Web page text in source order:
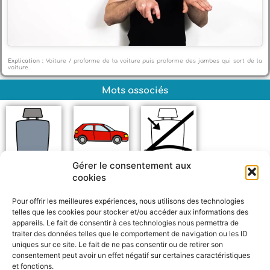
Gérer le consentement aux
cookies
Pour offrir les meilleures expériences, nous utilisons des technologies
telles que les cookies pour stocker et/ou accéder aux informations des
appareils. Le fait de consentir à ces technologies nous permettra de
traiter des données telles que le comportement de navigation ou les ID
uniques sur ce site. Le fait de ne pas consentir ou de retirer son
consentement peut avoir un effet négatif sur certaines caractéristiques
et fonctions.
Explication : Voiture / proforme de la voiture puis proforme des jambes qui sort de la
voiture.
Mots associés
Voiture
Ceinture de